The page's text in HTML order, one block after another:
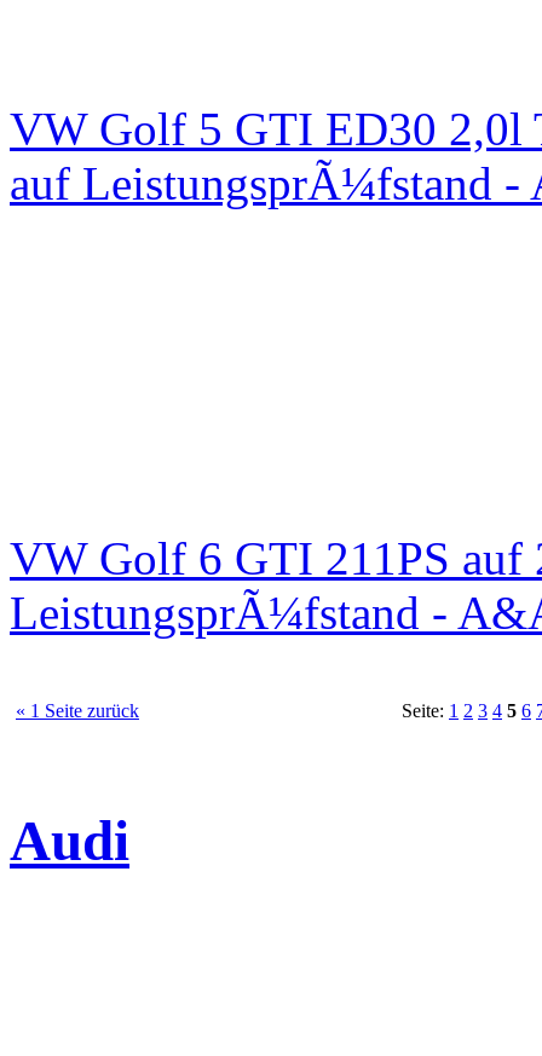
VW Golf 5 GTI ED30 2,0l
auf LeistungsprÃ¼fstand
VW Golf 6 GTI 211PS auf
LeistungsprÃ¼fstand -
« 1 Seite zurück Seite: 1 2 3 4 5 6
Audi